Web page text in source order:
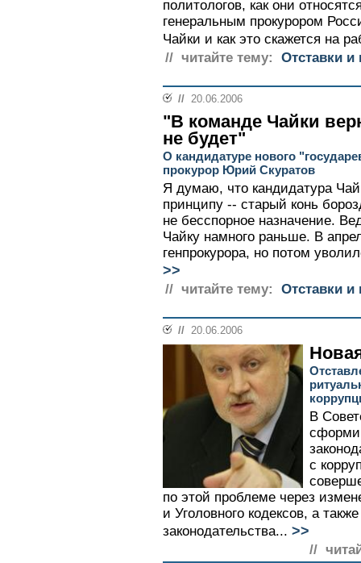
политологов, как они
генеральным прокурором
Чайки и как это скажется на
// читайте тему:
Отставки и
// 20.06.2006
"В команде Чайки
не будет"
О кандидатуре нового
прокурор Юрий Скуратов
Я думаю, что кандидатура
принципу -- старый конь
не бесспорное назначение.
Чайку намного раньше. В
генпрокурора, но потом
>>
// читайте тему: Отставки и
// 20.06.2006
В
с
по этой проблеме через
и Уголовного кодексов, а
законодательства... >>
//